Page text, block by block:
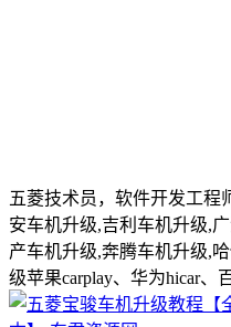
五菱技术员，软件开发工程
安车机升级,吉利车机升级,
产车机升级,奔腾车机升级,
级苹果carplay、华为hicar、